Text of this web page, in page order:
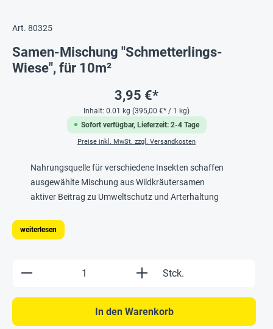
Art. 80325
Samen-Mischung "Schmetterlings-
Wiese", für 10m²
Sofort verfügbar, Lieferzeit: 2-4 Tage
3,95 €*
Inhalt: 0.01 kg (395,00 €* / 1 kg)
Preise inkl. MwSt. zzgl. Versandkosten
Nahrungsquelle für verschiedene Insekten schaffen
ausgewählte Mischung aus Wildkräutersamen
aktiver Beitrag zu Umweltschutz und Arterhaltung
weiterlesen
Produkt Anzahl: Gib den gewünschten
Stck.
In den Warenkorb